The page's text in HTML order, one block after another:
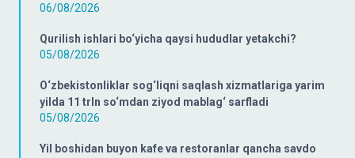
06/08/2026
Qurilish ishlari bo‘yicha qaysi hududlar yetakchi?
05/08/2026
O‘zbekistonliklar sog‘liqni saqlash xizmatlariga yarim
yilda 11 trln so‘mdan ziyod mablag‘ sarfladi
05/08/2026
Yil boshidan buyon kafe va restoranlar qancha savdo